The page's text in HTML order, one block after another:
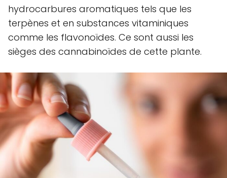
hydrocarbures aromatiques tels que les
terpènes et en substances vitaminiques
comme les flavonoïdes. Ce sont aussi les
sièges des cannabinoïdes de cette plante.